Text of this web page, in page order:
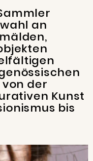
an
der
Kunst
bis